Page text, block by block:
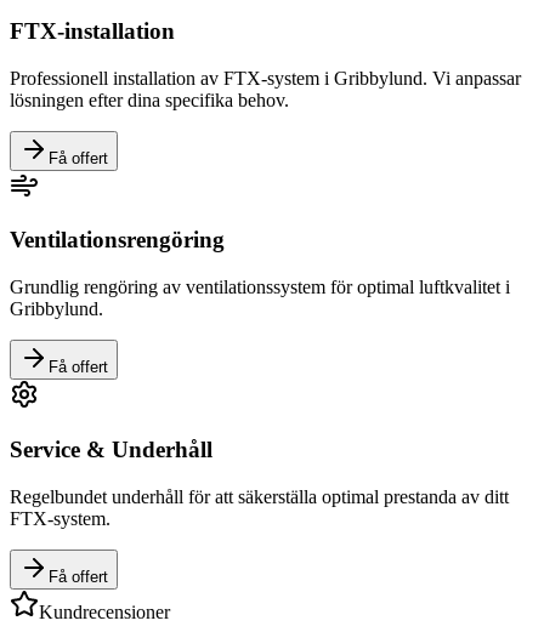
FTX-installation
Professionell installation av FTX-system i Gribbylund. Vi anpassar
lösningen efter dina specifika behov.
Få offert
Ventilationsrengöring
Grundlig rengöring av ventilationssystem för optimal luftkvalitet i
Gribbylund.
Få offert
Service & Underhåll
Regelbundet underhåll för att säkerställa optimal prestanda av ditt
FTX-system.
Få offert
Kundrecensioner